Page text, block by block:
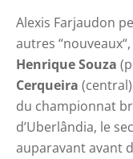
Alexis Farjaudon
autres
Henrique Souza
Cerqueira
du championnat
d’Uberlândia, le
auparavant avant